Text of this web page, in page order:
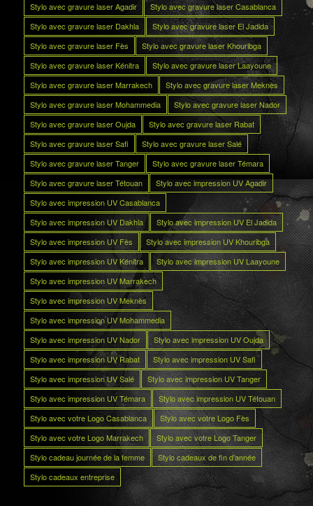
Stylo avec gravure laser Agadir
Stylo avec gravure laser Casablanca
Stylo avec gravure laser Dakhla
Stylo avec gravure laser El Jadida
Stylo avec gravure laser Fès
Stylo avec gravure laser Khouribga
Stylo avec gravure laser Kénitra
Stylo avec gravure laser Laayoune
Stylo avec gravure laser Marrakech
Stylo avec gravure laser Meknès
Stylo avec gravure laser Mohammedia
Stylo avec gravure laser Nador
Stylo avec gravure laser Oujda
Stylo avec gravure laser Rabat
Stylo avec gravure laser Safi
Stylo avec gravure laser Salé
Stylo avec gravure laser Tanger
Stylo avec gravure laser Témara
Stylo avec gravure laser Tétouan
Stylo avec impression UV Agadir
Stylo avec impression UV Casablanca
Stylo avec impression UV Dakhla
Stylo avec impression UV El Jadida
Stylo avec impression UV Fès
Stylo avec impression UV Khouribga
Stylo avec impression UV Kénitra
Stylo avec impression UV Laayoune
Stylo avec impression UV Marrakech
Stylo avec impression UV Meknès
Stylo avec impression UV Mohammedia
Stylo avec impression UV Nador
Stylo avec impression UV Oujda
Stylo avec impression UV Rabat
Stylo avec impression UV Safi
Stylo avec impression UV Salé
Stylo avec impression UV Tanger
Stylo avec impression UV Témara
Stylo avec impression UV Tétouan
Stylo avec votre Logo Casablanca
Stylo avec votre Logo Fès
Stylo avec votre Logo Marrakech
Stylo avec votre Logo Tanger
Stylo cadeau journée de la femme
Stylo cadeaux de fin d’année
Stylo cadeaux entreprise